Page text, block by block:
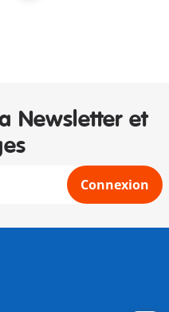
Newsletter et
Connexion